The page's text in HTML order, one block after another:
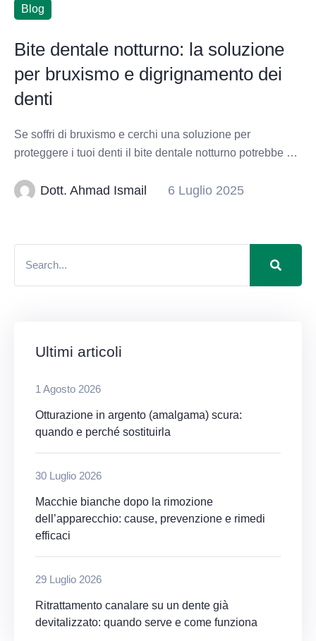
Blog
Bite dentale notturno: la soluzione
per bruxismo e digrignamento dei
denti
Se soffri di bruxismo e cerchi una soluzione per
proteggere i tuoi denti il bite dentale notturno potrebbe …
Dott. Ahmad Ismail 6 Luglio 2025
Ultimi articoli
1 Agosto 2026
Otturazione in argento (amalgama) scura:
quando e perché sostituirla
30 Luglio 2026
Macchie bianche dopo la rimozione
dell’apparecchio: cause, prevenzione e rimedi
efficaci
29 Luglio 2026
Ritrattamento canalare su un dente già
devitalizzato: quando serve e come funziona